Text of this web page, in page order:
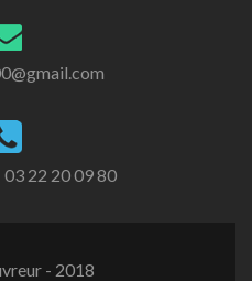
03 22 20 09 80
- 2018